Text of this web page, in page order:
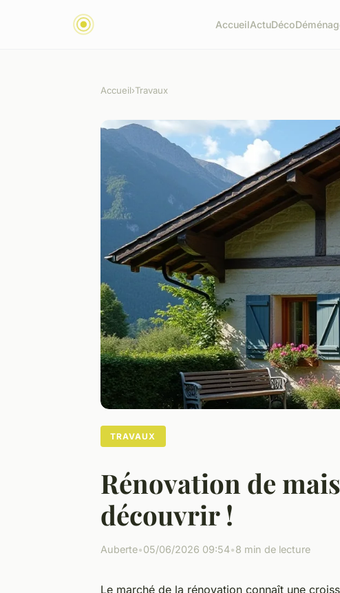
AccueilActuDéco
Accueil›Travaux
TRAVAUX
Rénovation de
découvrir !
Auberte•05/06/2026 09:54•8 min de lecture
Le marché de la rénovation connaît une